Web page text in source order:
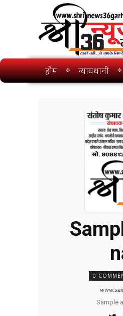
होम न्यायधानी
0
Sample